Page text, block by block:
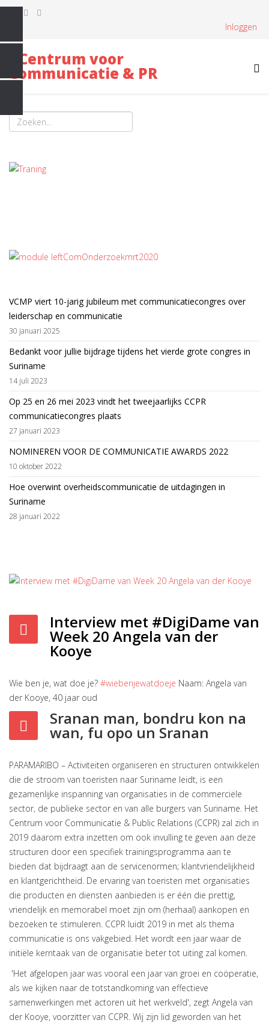
Inloggen
VCMP viert 10-jarig jubileum met communicatiecongres over
leiderschap en communicatie
30 januari 2025
Bedankt voor jullie bijdrage tijdens het vierde grote congres in
Suriname
14 juli 2023
Op 25 en 26 mei 2023 vindt het tweejaarlijks CCPR
communicatiecongres plaats
27 januari 2023
NOMINEREN VOOR DE COMMUNICATIE AWARDS 2022
10 oktober 2022
Hoe overwint overheidscommunicatie de uitdagingen in
Suriname
28 januari 2022
Interview met #DigiDame van
Week 20 Angela van der
Kooye
Wie ben je, wat doe je? #wiebenjewatdoeje Naam: Angela van
der Kooye, 40 jaar oud
Sranan man, bondru kon na
wan, fu opo un Sranan
PARAMARIBO – Activiteiten organiseren en structuren ontwikkelen
die de stroom van toeristen naar Suriname leidt, is een
gezamenlijke inspanning van organisaties in de commerciële
sector, de publieke sector en van alle burgers van Suriname. Het
Centrum voor Communicatie & Public Relations (CCPR) zal zich in
2019 daarom extra inzetten om ook invulling te geven aan deze
structuren door een specifiek trainingsprogramma aan te
bieden dat bijdraagt aan de servicenormen; klantvriendelijkheid
en klantgerichtheid. De ervaring van toeristen met organisaties
die producten en diensten aanbieden is er één die prettig,
vriendelijk en memorabel moet zijn om (herhaal) aankopen en
bezoeken te stimuleren. CCPR luidt 2019 in met als thema
communicatie is ons vakgebied. Het wordt een jaar waar de
initiële kerntaak van de organisatie beter tot uiting zal komen.
'Het afgelopen jaar was vooral een jaar van groei en coöperatie,
als we kijken naar de totstandkoming van effectieve
samenwerkingen met actoren uit het werkveld', zegt Angela van
der Kooye, voorzitter van CCPR. Wij zijn lid geworden van het